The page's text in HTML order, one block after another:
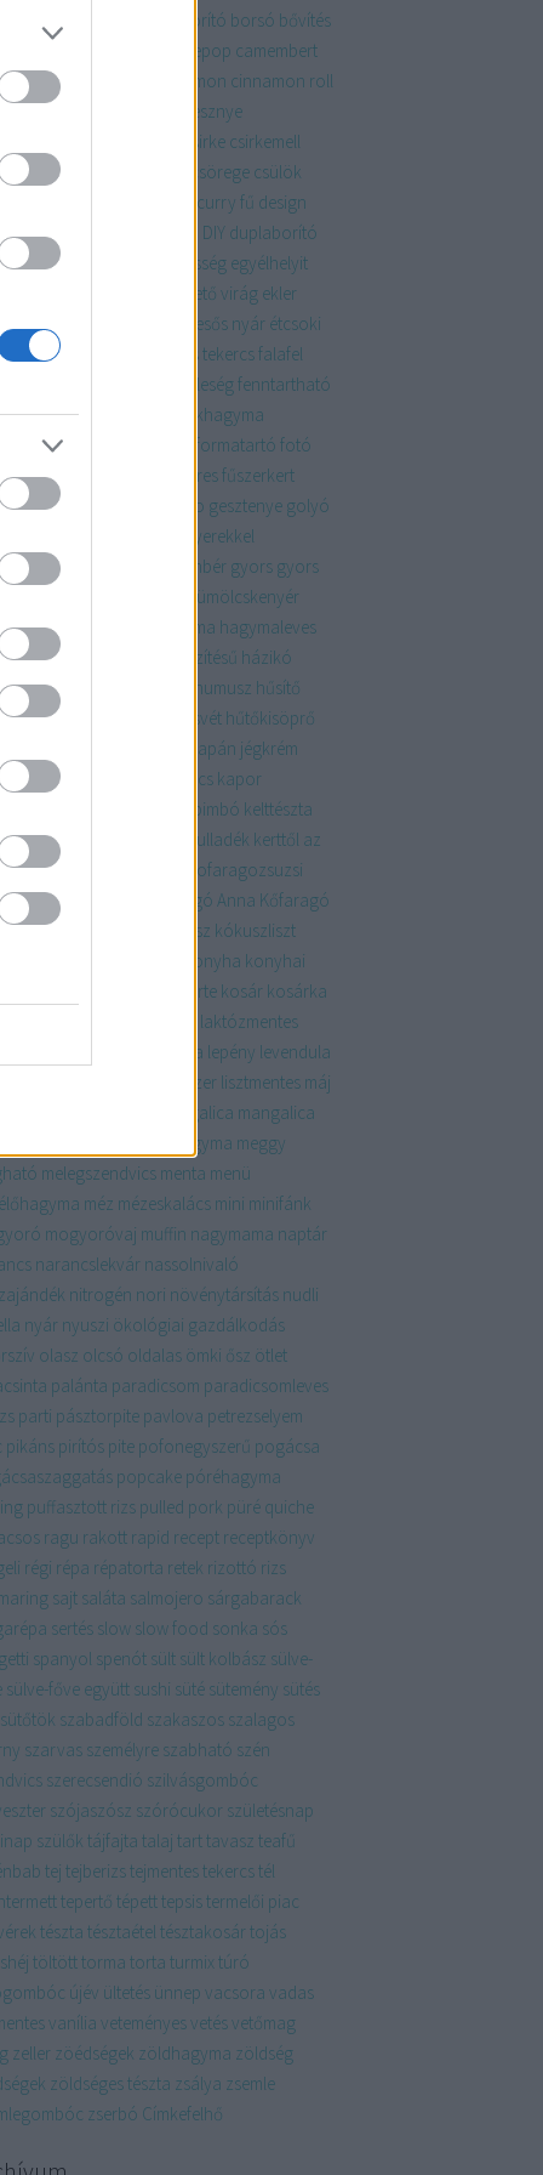
borító borsó bővítés
cakepop camembert
chili chips cinnamon cinnamon roll
cseresznye
csirke csirkemell
csörege csülök
curry fű design
determinált DIY duplaborító
eclairédes édesség egyélhelyit
ehető virág ekler
esős nyár étcsoki
fahéjas tekercsfalafel
feleségfenntartható
férjfigura
fokhagyma
folytonnövő formatartó fotó
friss fűszeresfűszerkert
gazpacho gesztenye golyó
gyerekkel
gyógynövény gyömbér gyors gyors
gyümölcskenyér
hagyma hagymaleves
házházasság házikészítésű házikó
hideg humusz hűsítő
húsmenteshétfő húsvét hűtőkisöprő
japán jégkrém
kakaó kalács kapor
kelbimbó kelttészta
kertkertészkedés kerti hulladék kerttől az
kifli
kofaragozsuzsi
Kőfaragó Anna Kőfaragó
koktélparadicsom kókusz kókuszliszt
konyha konyhai
körte kosár kosárka
laktózmentes
lencsesaláta lepény levendula
linzer lisztmentes máj
mangalica mangalica
medvehagyma meggy
melegszendvics menta menü
méz mézeskalács mini minifánk
mogyoróvaj muffin nagymama naptár
narancslekvár nassolnivaló
nitrogén nori növénytársítás nudli
nyár nyuszi ökológiai gazdálkodás
olasz olcsó oldalas ömki ősz ötlet
palánta paradicsom paradicsomleves
parti pásztorpite pavlova petrezselyem
pikáns pirítós pite pofonegyszerű pogácsa
popcake póréhagyma
puffasztott rizs pulled pork püré quiche
ragu rakott rapid recept receptkönyv
régi répa répatorta retek rizottó rizs
sajt saláta salmojero sárgabarack
sertés slow slow food sonka sós
spanyol spenót sült sült kolbász sülve-
sülve-főve együtt sushi süté sütemény sütés
sütőtök szabadföld szakaszos szalagos
szarvas személyre szabható szén
szerecsendió szilvásgombóc
szójaszósz szórócukor születésnap
szülők tájfajta talaj tarttavasz teafű
tej tejberizstejmentestekercstél
tepertő tépetttepsistermelői piac
tészta tésztaétel tésztakosár tojás
töltötttorma torta turmixtúró
újév ültetés ünnep vacsora vadas
vanília veteményesvetésvetőmag
zeller zöédségek zöldhagyma zöldség
zöldséges tészta zsálya zsemle
zserbó Címkefelhő